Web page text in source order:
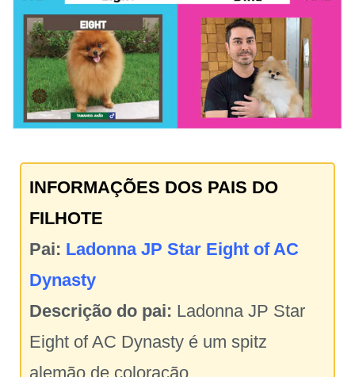
INFORMAÇÕES DOS PAIS DO
FILHOTE
Pai: Ladonna JP Star Eight of AC
Dynasty
Descrição do pai: Ladonna JP Star
Eight of AC Dynasty é um spitz
alemão de coloração